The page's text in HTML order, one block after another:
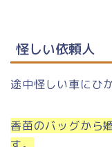
怪しい依頼人
途中怪しい車にひ
香苗のバッグから